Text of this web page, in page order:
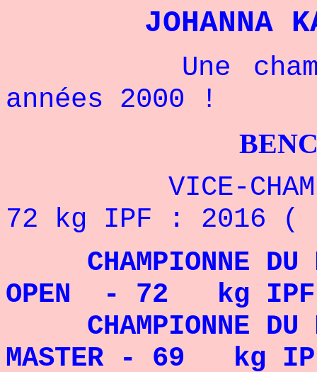
JOHANNA
Une
années 2000 !
VICE-
72 kg IPF : 2016 (
CHAMPIONNE DU
OPEN - 72 kg
CHAMPIONNE DU
MASTER - 69 kg